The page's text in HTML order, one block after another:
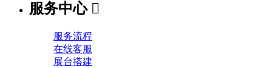
服务中心 
服务流程
在线客服
展台搭建